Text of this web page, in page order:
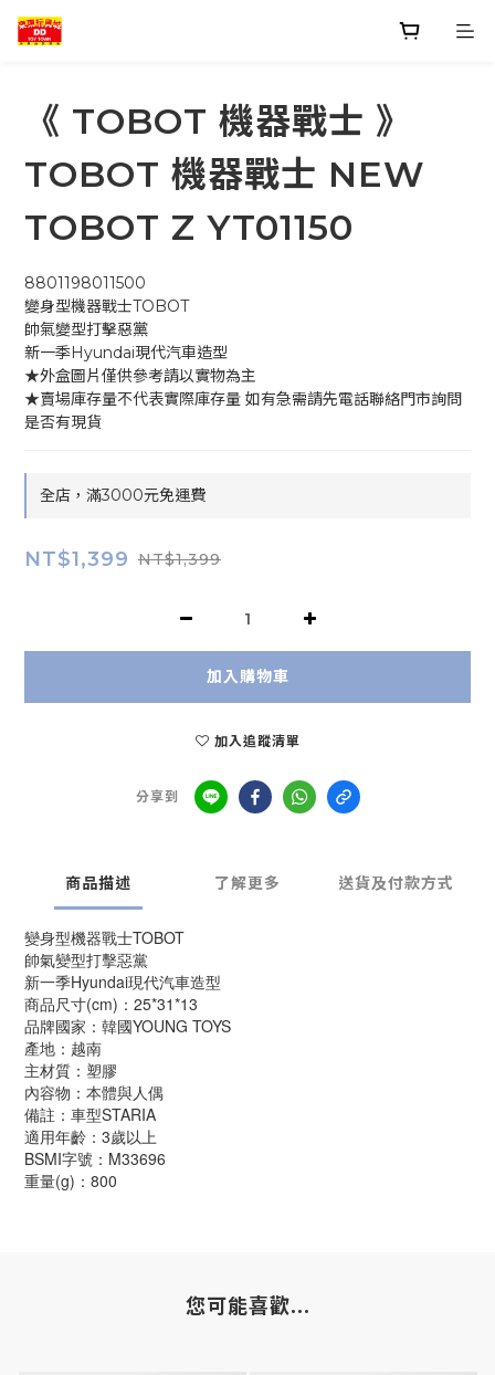
《 TOBOT 機器戰士 》
TOBOT 機器戰士 NEW
TOBOT Z YT01150
8801198011500
變身型機器戰士TOBOT
帥氣變型打擊惡黨
新一季Hyundai現代汽車造型
★外盒圖片僅供參考請以實物為主
★賣場庫存量不代表實際庫存量 如有急需請先電話聯絡門市詢問
是否有現貨
全店，滿3000元免運費
NT$1,399 NT$1,399
加入購物車
加入追蹤清單
分享到
商品描述 了解更多 送貨及付款方式
變身型機器戰士TOBOT
帥氣變型打擊惡黨
新一季Hyundai現代汽車造型
商品尺寸(cm)：25*31*13
品牌國家：韓國YOUNG TOYS
產地：越南
主材質：塑膠
內容物：本體與人偶
備註：車型STARIA
適用年齡：3歲以上
BSMI字號：M33696
重量(g)：800
您可能喜歡...